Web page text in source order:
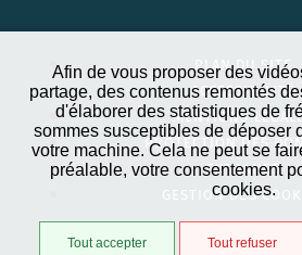
Afin de vous proposer des
partage, des contenus remontés
d'élaborer des statistiques de
sommes susceptibles de déposer
votre machine. Cela ne peut se
préalable, votre consentement
cookies.
Tout accepter Tout refuser
PLAN DU SITE
ACCESSIBILITÉ
MENTIONS
PROTECTION DES
EXTRANET
GESTION DES
STRATIS